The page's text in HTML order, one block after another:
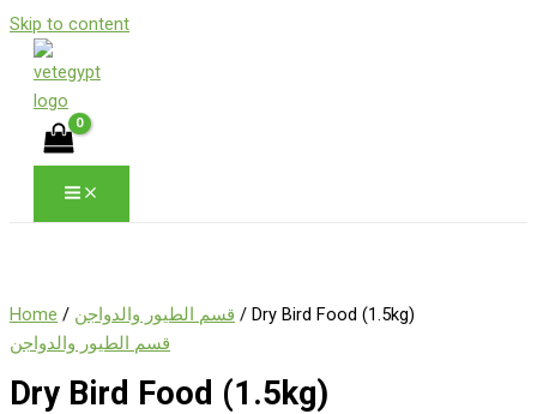
Skip to content
Home / قسم الطيور والدواجن / Dry Bird Food (1.5kg)
قسم الطيور والدواجن
Dry Bird Food (1.5kg)